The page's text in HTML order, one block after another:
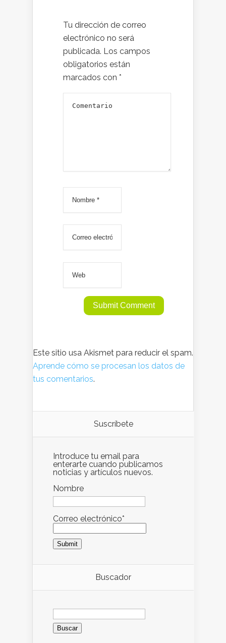
Tu dirección de correo
electrónico no será
publicada. Los campos
obligatorios están
marcados con *
Este sitio usa Akismet para reducir el spam.
Aprende cómo se procesan los datos de
tus comentarios.
Suscríbete
Introduce tu email para
enterarte cuando publicamos
noticias y artículos nuevos.
Nombre
Correo electrónico*
Buscador
Buscar: